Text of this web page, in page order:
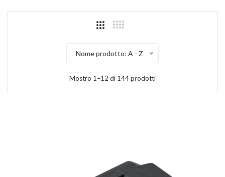
Nome prodotto: A - Z
Mostro 1–12 di 144 prodotti